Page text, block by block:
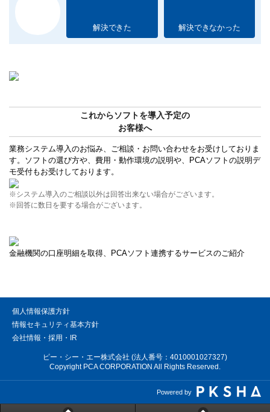
解決できた 解決できなかった
これからソフトを導入予定の
お客様へ
業務システム導入のお悩み、ご相談・お問い合わせをお受けしておりま
す。ソフトの選び方や、費用・動作環境の説明や、PCAソフトの説明デ
モ受付もお受けしております。
※システム導入のご相談以外は回答出来ない場合がございます。
※回答に数日を要する場合がございます。
金融機関の口座明細を取得、PCAソフト連携するサービスのご紹介
個人情報保護方針
情報セキュリティ基本方針
会社情報・採用・IR
ピー・シー・エー株式会社 (法人番号：4010001027327)
Copyright PCA CORPORATION All Rights Reserved.
Powered by